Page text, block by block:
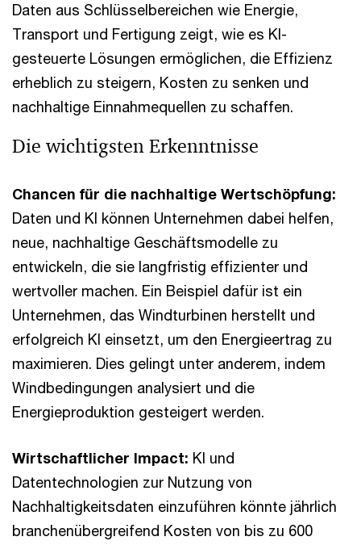
Daten aus Schlüsselbereichen wie Energie,
Transport und Fertigung zeigt, wie es KI-
gesteuerte Lösungen ermöglichen, die Effizienz
erheblich zu steigern, Kosten zu senken und
nachhaltige Einnahmequellen zu schaffen.
Die wichtigsten Erkenntnisse
Chancen für die nachhaltige Wertschöpfung:
Daten und KI können Unternehmen dabei helfen,
neue, nachhaltige Geschäftsmodelle zu
entwickeln, die sie langfristig effizienter und
wertvoller machen. Ein Beispiel dafür ist ein
Unternehmen, das Windturbinen herstellt und
erfolgreich KI einsetzt, um den Energieertrag zu
maximieren. Dies gelingt unter anderem, indem
Windbedingungen analysiert und die
Energieproduktion gesteigert werden.
Wirtschaftlicher Impact: KI und
Datentechnologien zur Nutzung von
Nachhaltigkeitsdaten einzuführen könnte jährlich
branchenübergreifend Kosten von bis zu 600